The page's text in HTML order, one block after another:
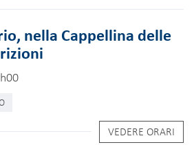
nella Cappellina delle
VEDERE ORARI